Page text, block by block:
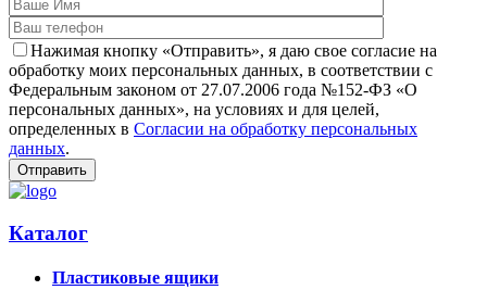
Нажимая кнопку «Отправить», я даю свое согласие на
обработку моих персональных данных, в соответствии с
Федеральным законом от 27.07.2006 года №152-ФЗ «О
персональных данных», на условиях и для целей,
определенных в Согласии на обработку персональных
данных.
Каталог
Пластиковые ящики